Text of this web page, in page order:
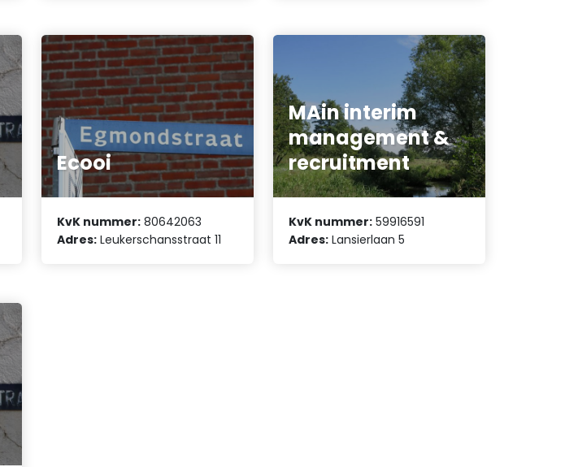
Ecooi
KvK nummer: 80642063
Adres: Leukerschansstraat 11
MAin interim
management &
recruitment
KvK nummer: 59916591
Adres: Lansierlaan 5